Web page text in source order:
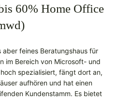
60% Home Office
aber feines Beratungshaus für
im Bereich von Microsoft- und
spezialisiert, fängt dort an,
aufhören und hat einen
Kundenstamm. Es bietet